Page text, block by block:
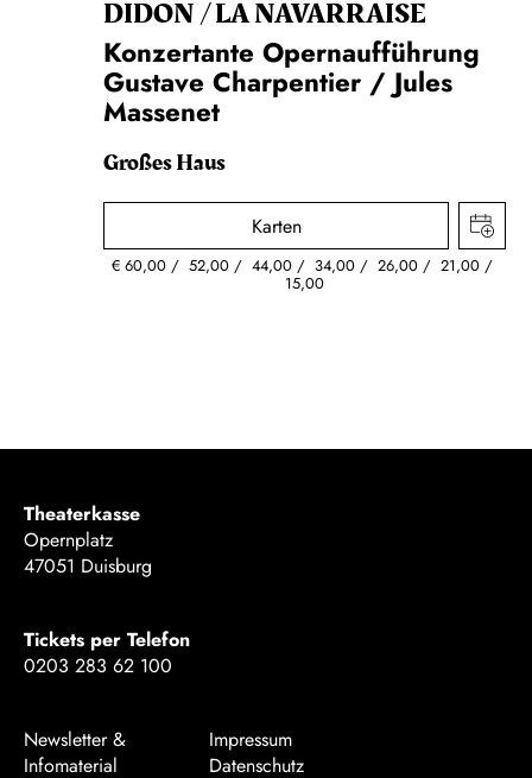
DIDON / LA NAVAR­RAISE
Konzertante Opernaufführung
Gustave Charpentier / Jules
Massenet
Großes Haus
Karten
€60,00 52,00 44,00 34,00 26,00 21,00
15,00
Theaterkasse
Opernplatz
47051 Duisburg
Tickets per Telefon
0203 283 62 100
Newsletter &
Infomaterial
Impressum
Datenschutz